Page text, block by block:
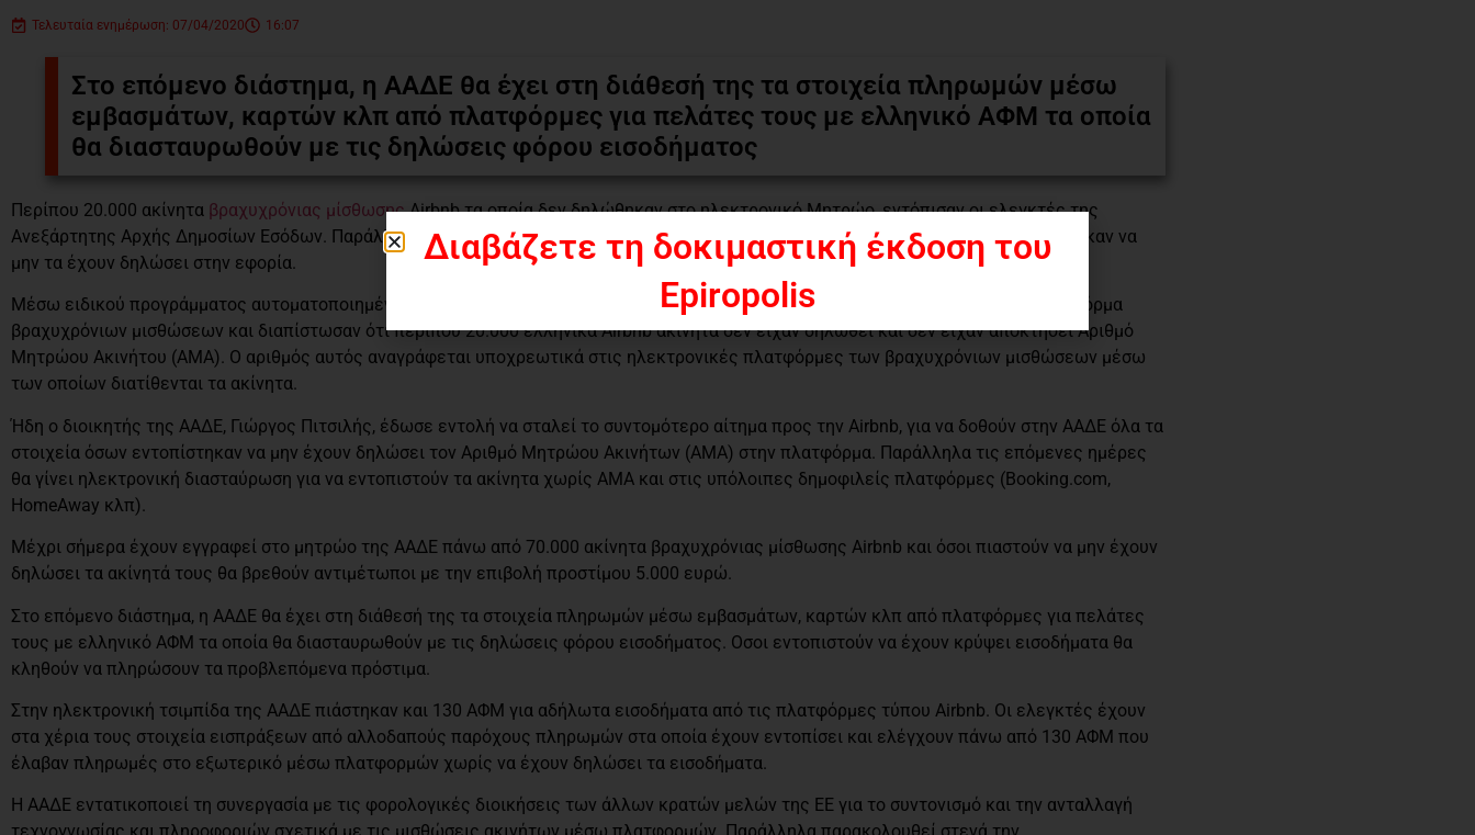
Τελευταία ενημέρωση: 07/04/2020 16:07
Στο επόμενο διάστημα, η ΑΑΔΕ θα έχει στη διάθεσή της τα στοιχεία πληρωμών μέσω
εμβασμάτων, καρτών κλπ από πλατφόρμες για πελάτες τους με ελληνικό ΑΦΜ τα οποία
θα διασταυρωθούν με τις δηλώσεις φόρου εισοδήματος
Περίπου 20.000 ακίνητα βραχυχρόνιας μίσθωσηςAirbnb τα οποία δεν δηλώθηκαν στο ηλεκτρονικό Μητρώο, εντόπισαν οι ελεγκτές της
Ανεξάρτητης Αρχής Δημοσίων Εσόδων. Παράλληλα, 130 ιδιοκτήτες ακινήτων με εισοδήματα από βραχυχρόνιες μισθώσεις, εντοπίστηκαν να
μην τα έχουν δηλώσει στην εφορία.
Μέσω ειδικού προγράμματος αυτοματοποιημένου εντοπισμού (web scraping) οι ελεγκτές της ΑΑΔΕ σάρωσαν την ηλεκτρονική πλατφόρμα
βραχυχρόνιων μισθώσεων και διαπίστωσαν ότι περίπου 20.000 ελληνικά Airbnb ακίνητα δεν είχαν δηλωθεί και δεν είχαν αποκτήσει Αριθμό
Μητρώου Ακινήτου (ΑΜΑ). Ο αριθμός αυτός αναγράφεται υποχρεωτικά στις ηλεκτρονικές πλατφόρμες των βραχυχρόνιων μισθώσεων μέσω
των οποίων διατίθενται τα ακίνητα.
Ήδη ο διοικητής της ΑΑΔΕ, Γιώργος Πιτσιλής, έδωσε εντολή να σταλεί το συντομότερο αίτημα προς την Airbnb, για να δοθούν στην ΑΑΔΕ όλα τα
στοιχεία όσων εντοπίστηκαν να μην έχουν δηλώσει τον Αριθμό Μητρώου Ακινήτων (ΑΜΑ) στην πλατφόρμα. Παράλληλα τις επόμενες ημέρες
θα γίνει ηλεκτρονική διασταύρωση για να εντοπιστούν τα ακίνητα χωρίς ΑΜΑ και στις υπόλοιπες δημοφιλείς πλατφόρμες (Booking.com,
HomeAway κλπ).
Μέχρι σήμερα έχουν εγγραφεί στο μητρώο της ΑΑΔΕ πάνω από 70.000 ακίνητα βραχυχρόνιας μίσθωσης Airbnb και όσοι πιαστούν να μην έχουν
δηλώσει τα ακίνητά τους θα βρεθούν αντιμέτωποι με την επιβολή προστίμου 5.000 ευρώ.
Στο επόμενο διάστημα, η ΑΑΔΕ θα έχει στη διάθεσή της τα στοιχεία πληρωμών μέσω εμβασμάτων, καρτών κλπ από πλατφόρμες για πελάτες
τους με ελληνικό ΑΦΜ τα οποία θα διασταυρωθούν με τις δηλώσεις φόρου εισοδήματος. Οσοι εντοπιστούν να έχουν κρύψει εισοδήματα θα
κληθούν να πληρώσουν τα προβλεπόμενα πρόστιμα.
Στην ηλεκτρονική τσιμπίδα της ΑΑΔΕ πιάστηκαν και 130 AΦM για αδήλωτα εισοδήματα από τις πλατφόρμες τύπου Airbnb. Οι ελεγκτές έχουν
στα χέρια τους στοιχεία εισπράξεων από αλλοδαπούς παρόχους πληρωμών στα οποία έχουν εντοπίσει και ελέγχουν πάνω από 130 ΑΦΜ που
έλαβαν πληρωμές στο εξωτερικό μέσω πλατφορμών χωρίς να έχουν δηλώσει τα εισοδήματα.
Η ΑΑΔΕ εντατικοποιεί τη συνεργασία με τις φορολογικές διοικήσεις των άλλων κρατών μελών της ΕΕ για το συντονισμό και την ανταλλαγή
Διαβάζετε τη δοκιμαστική έκδοση του
Epiropolis